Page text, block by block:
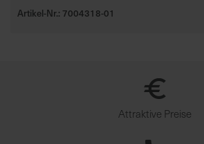
Artikel-Nr.: 7004318-01
Attraktive Preise